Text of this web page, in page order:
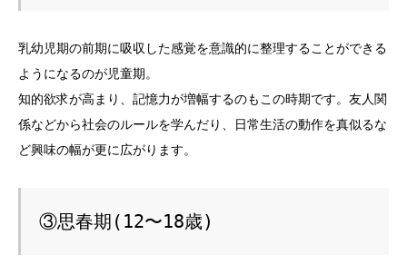
乳幼児期の前期に吸収した感覚を意識的に整理することができる
ようになるのが児童期。
知的欲求が高まり、記憶力が増幅するのもこの時期です。友人関
係などから社会のルールを学んだり、日常生活の動作を真似るな
ど興味の幅が更に広がります。
③思春期(12〜18歳)